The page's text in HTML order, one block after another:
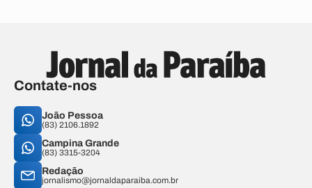
Contate-nos
João Pessoa
(83) 2106.1892
Campina Grande
(83) 3315-3204
Redação
jornalismo@jornaldaparaiba.com.br